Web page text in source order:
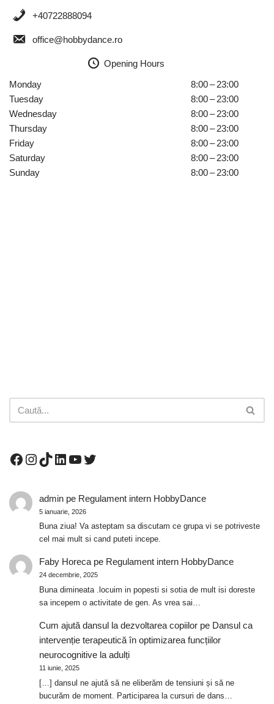
+40722888094
office@hobbydance.ro
Opening Hours
Monday
8:00 – 23:00
Tuesday
8:00 – 23:00
Wednesday
8:00 – 23:00
Thursday
8:00 – 23:00
Friday
8:00 – 23:00
Saturday
8:00 – 23:00
Sunday
8:00 – 23:00
adminpe Regulament intern HobbyDance
5 ianuarie, 2026
Buna ziua! Va asteptam sa discutam ce grupa vi se potriveste
cel mai mult si cand puteti incepe.
Faby Horecape Regulament intern HobbyDance
24 decembrie, 2025
Buna dimineata .locuim in popesti si sotia de mult isi doreste
sa incepem o activitate de gen. As vrea sai…
Cum ajută dansul la dezvoltarea copiilorpe Dansul ca
intervenție terapeutică în optimizarea funcțiilor
neurocognitive la adulți
11 iunie, 2025
[…] dansul ne ajută să ne eliberăm de tensiuni și să ne
bucurăm de moment. Participarea la cursuri de dans…